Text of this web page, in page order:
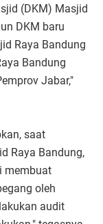
(DKM) Masjid
DKM baru
Raya Bandung
Bandung
Jabar,"
saat
Raya Bandung,
membuat
oleh
audit